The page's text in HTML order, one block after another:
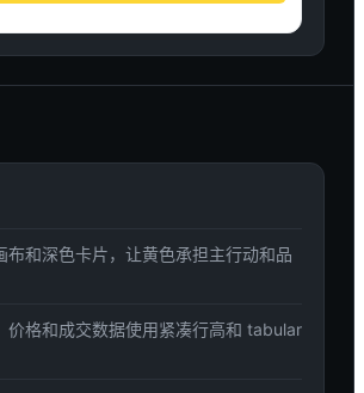
布和深色卡片，让黄色承担主行动和品
价格和成交数据使用紧凑行高和 tabular